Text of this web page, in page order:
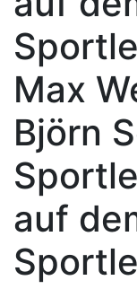
Max
Björn
auf